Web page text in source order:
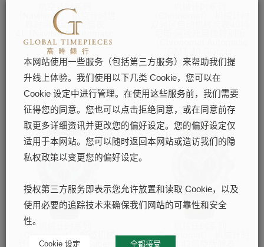
航空计时系列
（Navitimer） 航空计时世
界时间自动机械腕表
41（Navitimer Automatic
GMT 41）
了解更多
Antetokounmpo）
了解更多
计时B01腕表44（Super
（Chronomat） 机械计时
本网站使用一些服务（包括第三方服务）来帮助我们提
升线上体验。我们使用以下几类 Cookie，您可以在
Cookie 设定中进行管理。在使用这些服务前，我们需要
征得您的同意。您也可以点击拒绝同意，或在同意前存
取更多详细资讯并更改您的偏好设定。您的偏好设定仅
适用于本网站。您可以随时返回本网站或造访我们的隐
私权政策以变更您的偏好设定。
授权第三方服务即表示您允许放置和读取 Cookie，以及
使用必要的追踪技术来确保我们网站的可靠性和安全
性。
Cookie 设定 全都接受